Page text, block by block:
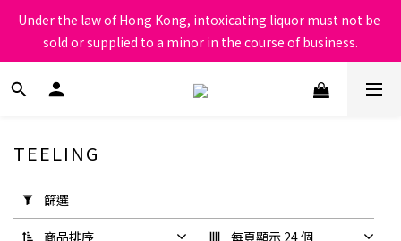
根據香港法律，不得在業務過程中，向未成年人售賣或供應令人醺
醉的酒類
Under the law of Hong Kong, intoxicating liquor must not be
sold or supplied to a minor in the course of business.
根據香港法律，不得在業務過程中，向未成年人售賣或供應令人醺
用
篩
選
TEELING
篩選
商品排序 每頁顯示 24 個